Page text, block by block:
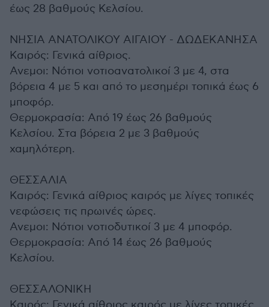
έως 28 βαθμούς Κελσίου.
ΝΗΣΙΑ ΑΝΑΤΟΛΙΚΟΥ ΑΙΓΑΙΟΥ - ΔΩΔΕΚΑΝΗΣΑ
Καιρός: Γενικά αίθριος.
Ανεμοι: Νότιοι νοτιοανατολικοί 3 με 4, στα
βόρεια 4 με 5 και από το μεσημέρι τοπικά έως 6
μποφόρ.
Θερμοκρασία: Από 19 έως 26 βαθμούς
Κελσίου. Στα βόρεια 2 με 3 βαθμούς
χαμηλότερη.
ΘΕΣΣΑΛΙΑ
Καιρός: Γενικά αίθριος καιρός με λίγες τοπικές
νεφώσεις τις πρωινές ώρες.
Ανεμοι: Νότιοι νοτιοδυτικοί 3 με 4 μποφόρ.
Θερμοκρασία: Από 14 έως 26 βαθμούς
Κελσίου.
ΘΕΣΣΑΛΟΝΙΚΗ